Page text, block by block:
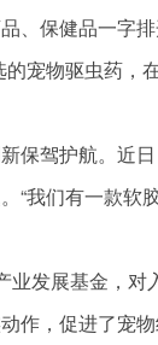
、保健品一字
宠物驱虫药，
保驾护航。近
“我们有一款软
发展基金，对
，促进了宠物